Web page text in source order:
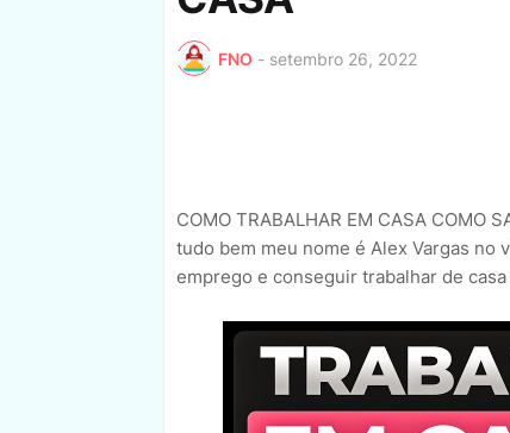
FNO - setembro 26, 2022
COMO TRABALHAR EM CASA COMO
tudo bem meu nome é Alex Vargas no
emprego e conseguir trabalhar de